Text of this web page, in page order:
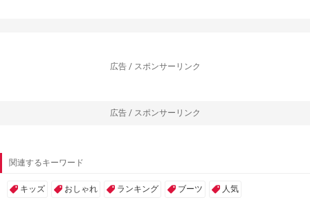
広告 / スポンサーリンク
広告 / スポンサーリンク
関連するキーワード
キッズ おしゃれ ランキング ブーツ 人気